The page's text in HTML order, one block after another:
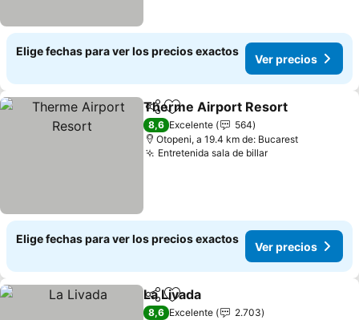
Elige fechas para ver los precios exactos
Ver precios
Compartir
Agregar a favoritos
Therme Airport Resort
8,6 Excelente
564
Otopeni, a 19.4 km de: Bucarest
Entretenida sala de billarVer precios
Elige fechas para ver los precios exactos
Ver precios
CompartirAgregar a favoritos
La Livada
8,6 Excelente
2.703